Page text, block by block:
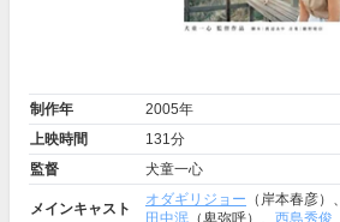
制作年
2005年
上映時間
131分
監督
犬童一心
メインキャスト
オダギリジョー （岸本春彦）、
田中泯 （卑弥呼）、 西島秀俊